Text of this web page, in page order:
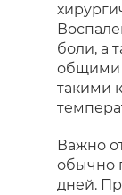
боли, а
общими
такими
Важно
обычно
дней.